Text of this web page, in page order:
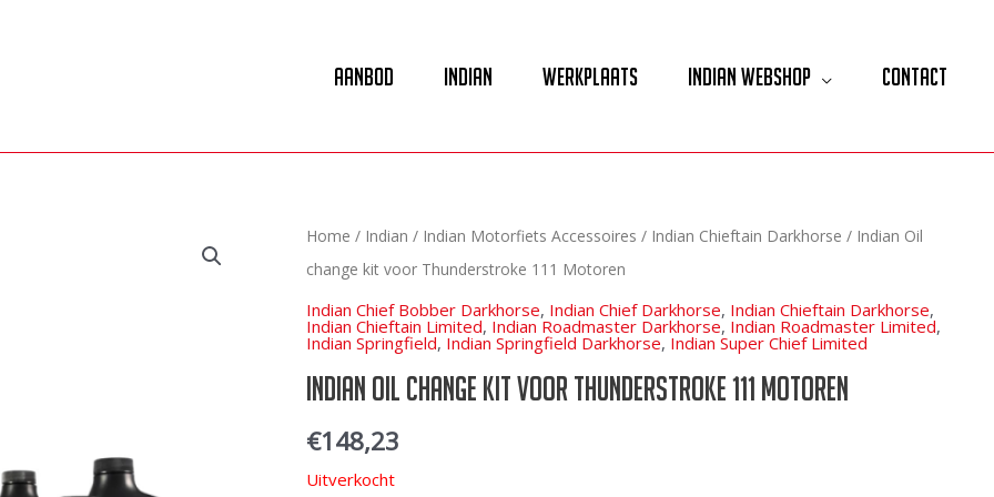
Aanbod Indian Werkplaats Indian Webshop Contact
Home / Indian / Indian Motorfiets Accessoires / Indian Chieftain Darkhorse / Indian Oil
change kit voor Thunderstroke 111 Motoren
Indian Chief Bobber Darkhorse, Indian Chief Darkhorse, Indian Chieftain Darkhorse,
Indian Chieftain Limited, Indian Roadmaster Darkhorse, Indian Roadmaster Limited,
Indian Springfield, Indian Springfield Darkhorse, Indian Super Chief Limited
Indian Oil change kit voor Thunderstroke 111 Motoren
€148,23
Uitverkocht